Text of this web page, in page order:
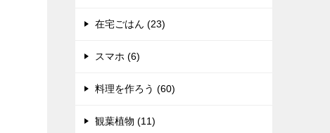
在宅ごはん (23)
スマホ (6)
料理を作ろう (60)
観葉植物 (11)